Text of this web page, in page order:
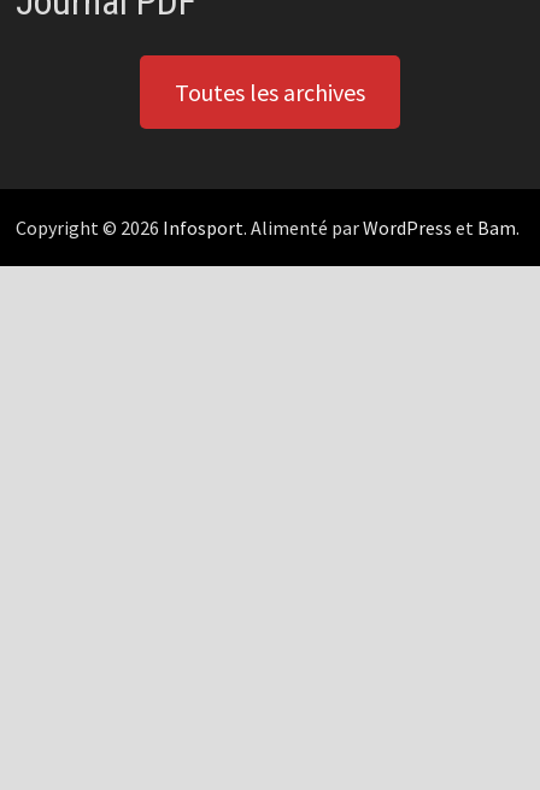
Toutes les archives
Copyright © 2026 Infosport. Alimenté parWordPress et Bam.